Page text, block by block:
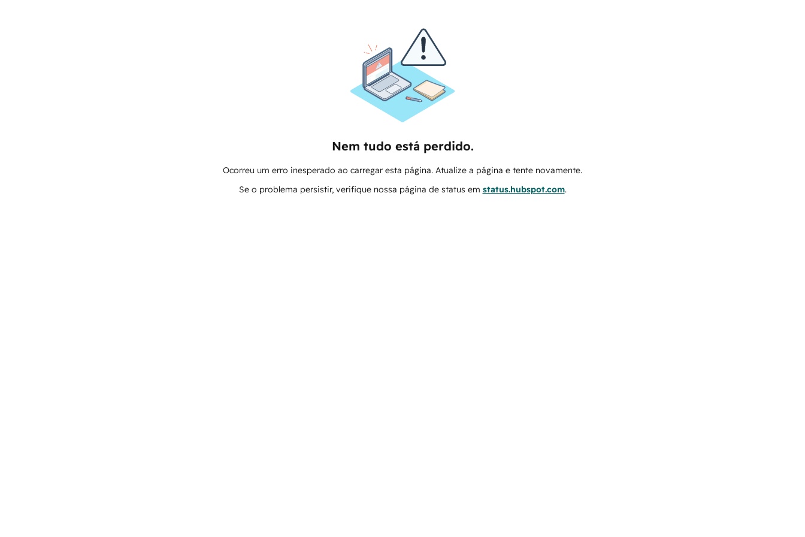
Nem tudo está perdido.
Ocorreu um erro inesperado ao carregar esta página. Atualize a página e tente novamente.
Se o problema persistir, verifique nossa página de status em status.hubspot.com.